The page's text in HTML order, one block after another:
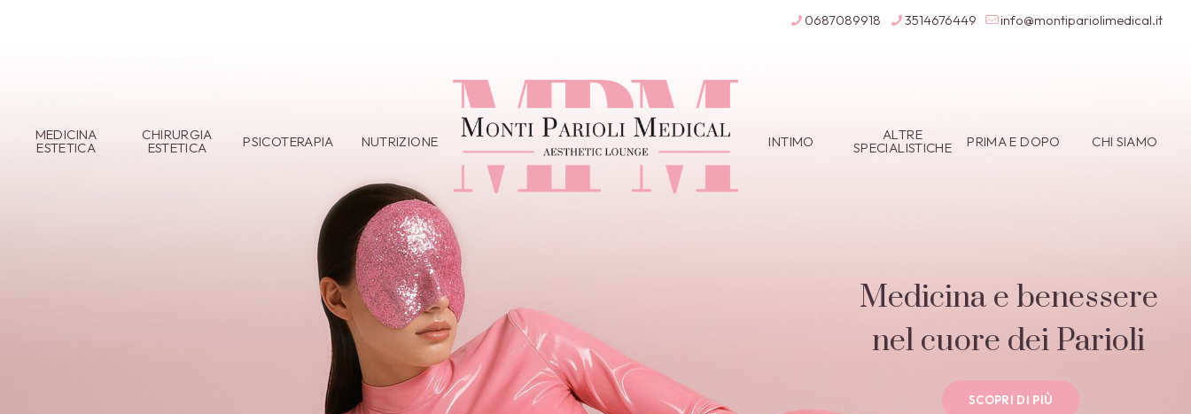
0687089918 3514676449 info@montipariolimedical.it
MEDICINA
ESTETICA
CHIRURGIA
ESTETICA PSICOTERAPIA NUTRIZIONE INTIMO ALTRE
SPECIALISTICHE PRIMA E DOPO CHI SIAMO
Medicina e benessere
nel cuore dei Parioli
SCOPRI DI PIÙ